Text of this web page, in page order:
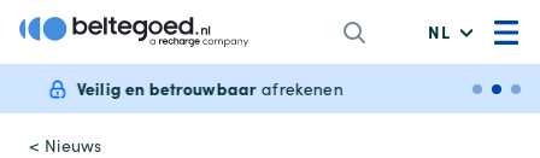
NL
Veilig en betrouwbaarafrekenen
< Nieuws